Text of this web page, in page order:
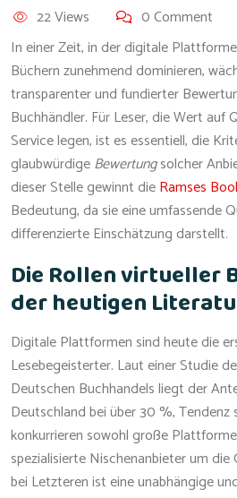
22 Views 0 Comment
In einer Zeit, in der digitale
Büchern zunehmend dominieren,
transparenter und fundierter
Buchhändler. Für Leser, die Wert auf
Service legen, ist es essentiell, die
glaubwürdigeBewertungsolcher
dieser Stelle gewinnt dieRamses
Bedeutung, da sie eine umfassende
differenzierte Einschätzung darstellt.
Die Rollen virtueller
der heutigen
Digitale Plattformen sind heute die
Lesebegeisterter. Laut einer Studie
Deutschen Buchhandels liegt der
Deutschland bei über 30 %, Tendenz
konkurrieren sowohl große
spezialisierte Nischenanbieter um die
bei Letzteren ist eine unabhängige